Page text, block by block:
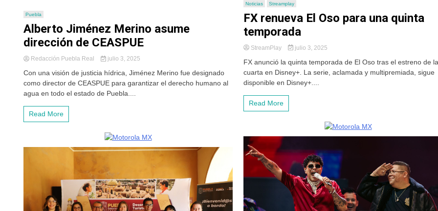
Puebla
Alberto Jiménez Merino asume
dirección de CEASPUE
Redacción Puebla Real julio 3, 2025
Con una visión de justicia hídrica, Jiménez Merino fue designado
como director de CEASPUE para garantizar el derecho humano al
agua en todo el estado de Puebla....
Read More
Noticias Streamplay
FX renueva El Oso para una quinta
temporada
StreamPlay julio 3, 2025
FX anunció la quinta temporada de El Oso tras el estreno de la
cuarta en Disney+. La serie, aclamada y multipremiada, sigue
disponible en Disney+....
Read More